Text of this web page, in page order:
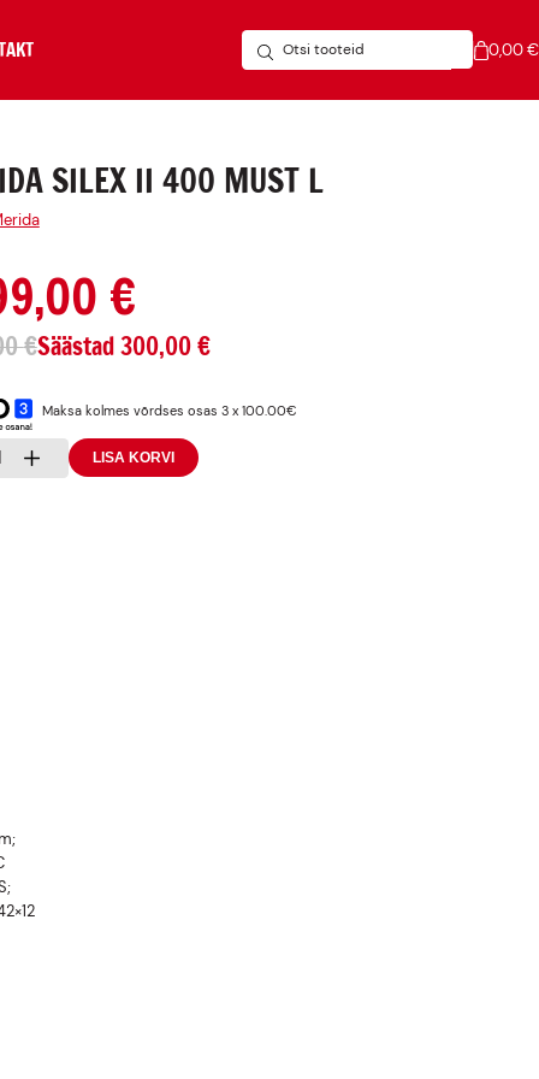
0,00€
SILEX II 400 MUST L
€
€Säästad300,00€
Maksa kolmes võrdses osas 3 x 100.00€
+ LISA KORVI